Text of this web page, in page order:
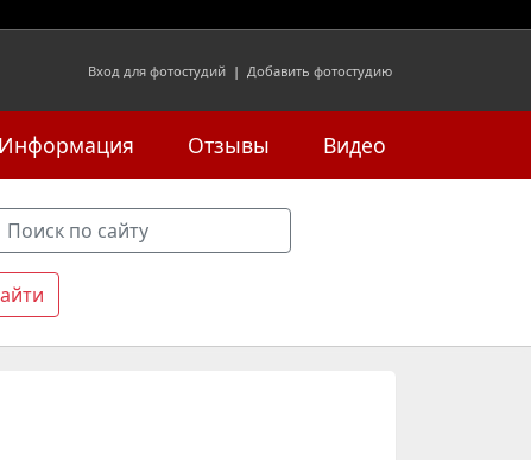
Вход для фотостудий | Добавить фотостудию
Информация Отзывы Видео